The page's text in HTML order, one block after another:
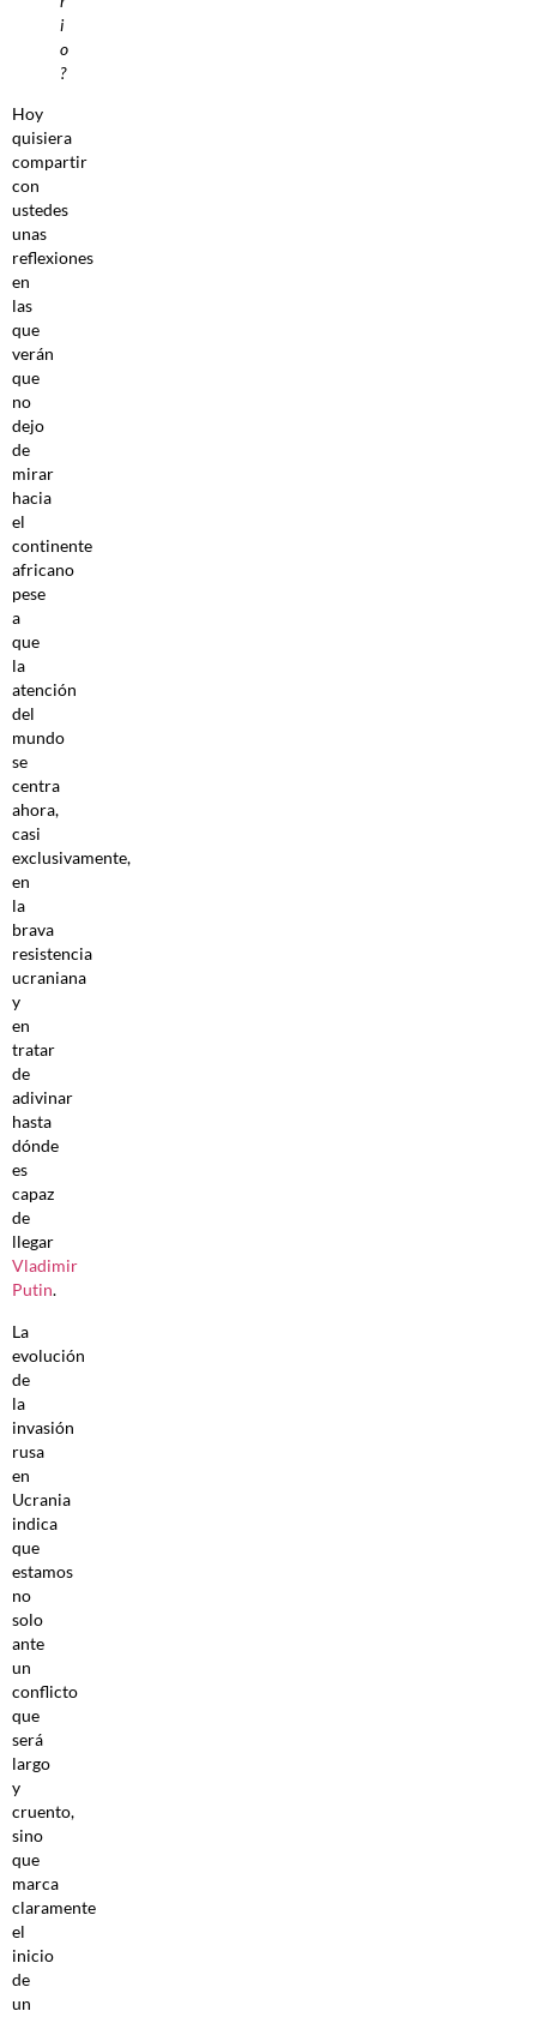
i
o
?
Hoy
quisiera
compartir
con
ustedes
unas
reflexiones
en
las
que
verán
que
no
dejo
de
mirar
hacia
el
continente
africano
pese
a
que
la
atención
del
mundo
se
centra
ahora,
casi
exclusivamente,
en
la
brava
resistencia
ucraniana
y
en
tratar
de
adivinar
hasta
dónde
es
capaz
de
llegar
Vladimir
Putin.
La
evolución
de
la
invasión
rusa
en
Ucrania
indica
que
estamos
no
solo
ante
un
conflicto
que
será
largo
y
cruento,
sino
que
marca
claramente
el
inicio
de
un